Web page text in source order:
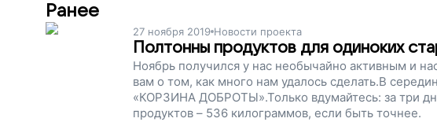
Ранее
27 ноября 2019 Новости проекта
Полтонны продуктов для одиноких
Ноябрь получился у нас необычайно активным и
вам о том, как много нам удалось сделать.В
«КОРЗИНА ДОБРОТЫ».Только вдумайтесь: за три
продуктов – 536 килограммов, если быть точнее.